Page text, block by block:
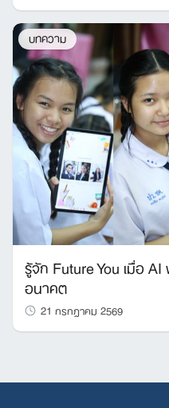
บทความ
รู้จัก Future You เมื่อ
อนาคต
21 กรกฎาคม 2569